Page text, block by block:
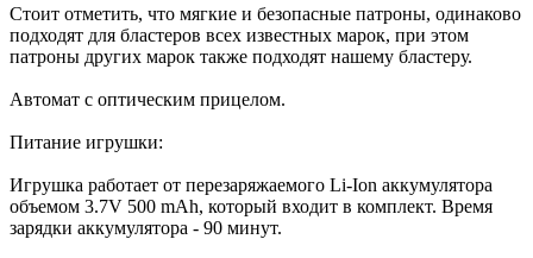
Стоит отметить, что мягкие и безопасные патроны, одинаково
подходят для бластеров всех известных марок, при этом
патроны других марок также подходят нашему бластеру.
Автомат с оптическим прицелом.
Питание игрушки:
Игрушка работает от перезаряжаемого Li-Ion аккумулятора
объемом 3.7V 500 mAh, который входит в комплект. Время
зарядки аккумулятора - 90 минут.